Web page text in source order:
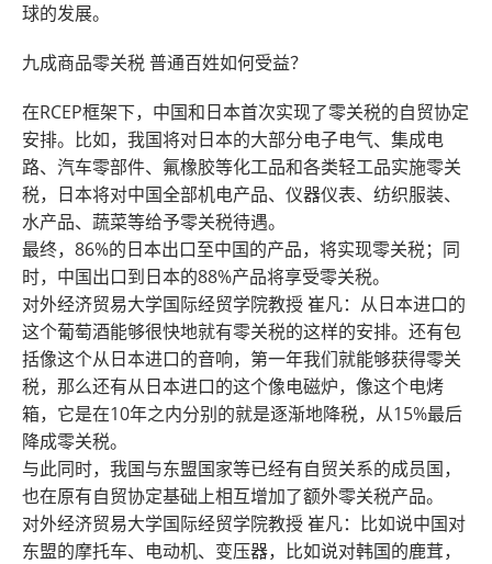
球的发展。
九成商品零关税 普通百姓如何受益？
在RCEP框架下，中国和日本首次实现了零关税的自贸协定
安排。比如，我国将对日本的大部分电子电气、集成电
路、汽车零部件、氟橡胶等化工品和各类轻工品实施零关
税，日本将对中国全部机电产品、仪器仪表、纺织服装、
水产品、蔬菜等给予零关税待遇。
最终，86%的日本出口至中国的产品，将实现零关税；同
时，中国出口到日本的88%产品将享受零关税。
对外经济贸易大学国际经贸学院教授 崔凡：从日本进口的
这个葡萄酒能够很快地就有零关税的这样的安排。还有包
括像这个从日本进口的音响，第一年我们就能够获得零关
税，那么还有从日本进口的这个像电磁炉，像这个电烤
箱，它是在10年之内分别的就是逐渐地降税，从15%最后
降成零关税。
与此同时，我国与东盟国家等已经有自贸关系的成员国，
也在原有自贸协定基础上相互增加了额外零关税产品。
对外经济贸易大学国际经贸学院教授 崔凡：比如说中国对
东盟的摩托车、电动机、变压器，比如说对韩国的鹿茸，